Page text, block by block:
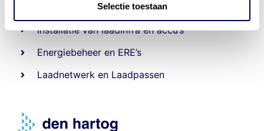
Selectie toestaan
Installatie van laadinfra en accu’s
Energiebeheer en ERE’s
Laadnetwerk en Laadpassen